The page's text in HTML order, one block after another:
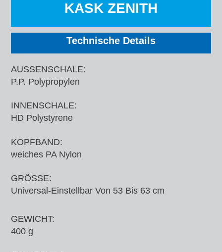
KASK ZENITH
Technische Details
AUSSENSCHALE:
P.P. Polypropylen
INNENSCHALE:
HD Polystyrene
KOPFBAND:
weiches PA Nylon
GRÖSSE:
Universal-Einstellbar Von 53 Bis 63 cm
GEWICHT:
400 g